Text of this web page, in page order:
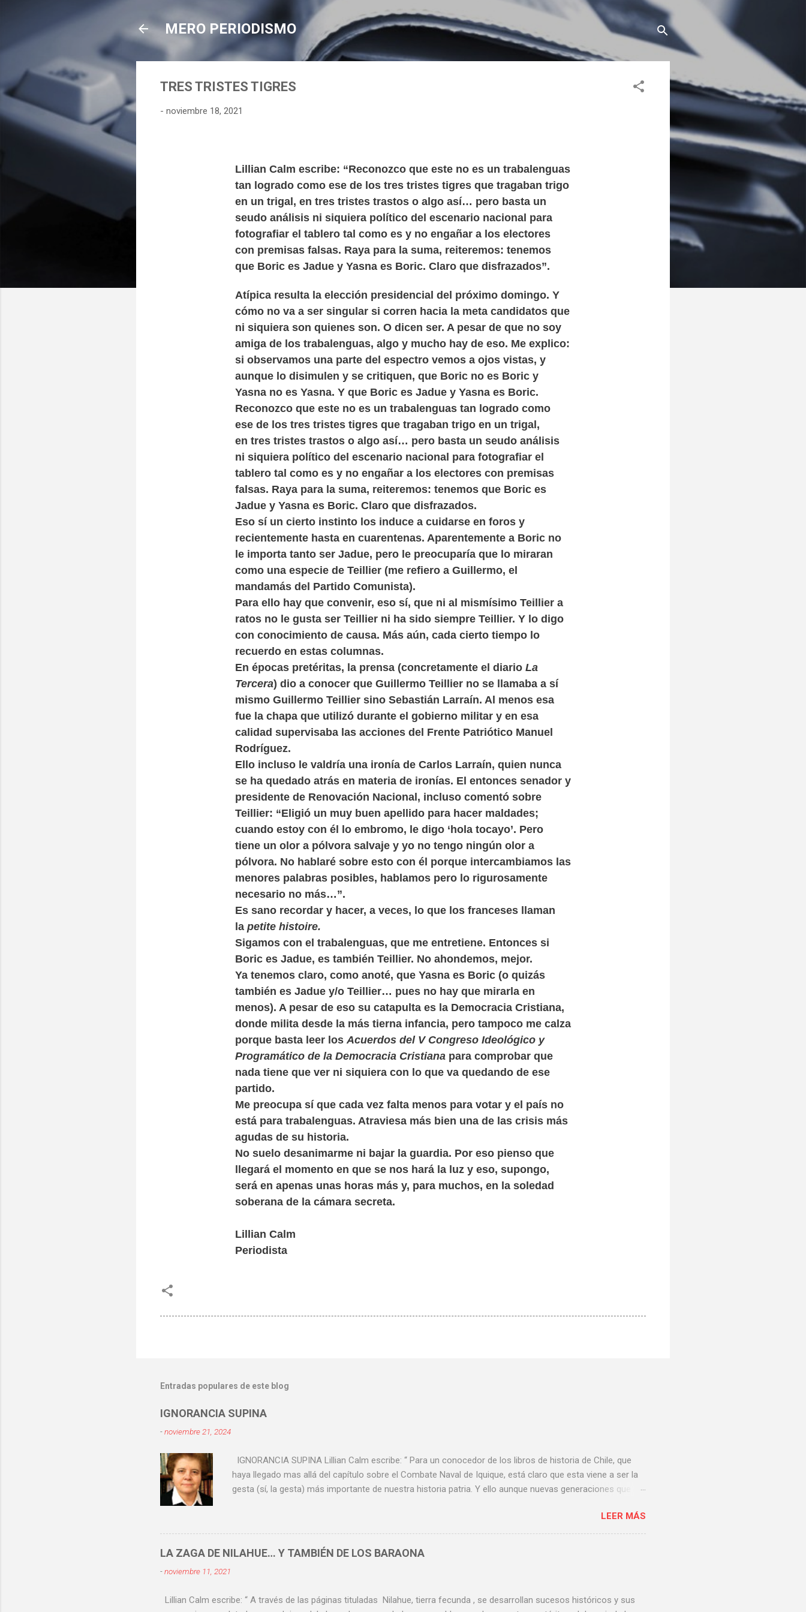
Ir al contenido principal
MERO PERIODISMO
TRES TRISTES TIGRES
- noviembre 18, 2021
Lillian Calm escribe: “Reconozco que este no es un trabalenguas
tan logrado como ese de los tres tristes tigres que tragaban trigo
en un trigal, en tres tristes trastos o algo así… pero basta un
seudo análisis ni siquiera político del escenario nacional para
fotografiar el tablero tal como es y no engañar a los electores
con premisas falsas. Raya para la suma, reiteremos: tenemos
que Boric es Jadue y Yasna es Boric. Claro que disfrazados”.
Atípica resulta la elección presidencial del próximo domingo. Y
cómo no va a ser singular si corren hacia la meta candidatos que
ni siquiera son quienes son. O dicen ser. A pesar de que no soy
amiga de los trabalenguas, algo y mucho hay de eso. Me explico:
si observamos una parte del espectro vemos a ojos vistas, y
aunque lo disimulen y se critiquen, que Boric no es Boric y
Yasna no es Yasna. Y que Boric es Jadue y Yasna es Boric.
Reconozco que este no es un trabalenguas tan logrado como
ese de los tres tristes tigres que tragaban trigo en un trigal,
en tres tristes trastos o algo así… pero basta un seudo análisis
ni siquiera político del escenario nacional para fotografiar el
tablero tal como es y no engañar a los electores con premisas
falsas. Raya para la suma, reiteremos: tenemos que Boric es
Jadue y Yasna es Boric. Claro que disfrazados.
Eso sí un cierto instinto los induce a cuidarse en foros y
recientemente hasta en cuarentenas. Aparentemente a Boric no
le importa tanto ser Jadue, pero le preocuparía que lo miraran
como una especie de Teillier (me refiero a Guillermo, el
mandamás del Partido Comunista).
Para ello hay que convenir, eso sí, que ni al mismísimo Teillier a
ratos no le gusta ser Teillier ni ha sido siempre Teillier. Y lo digo
con conocimiento de causa. Más aún, cada cierto tiempo lo
recuerdo en estas columnas.
En épocas pretéritas, la prensa (concretamente el diario La
Tercera) dio a conocer que Guillermo Teillier no se llamaba a sí
mismo Guillermo Teillier sino Sebastián Larraín. Al menos esa
fue la chapa que utilizó durante el gobierno militar y en esa
calidad supervisaba las acciones del Frente Patriótico Manuel
Rodríguez.
Ello incluso le valdría una ironía de Carlos Larraín, quien nunca
se ha quedado atrás en materia de ironías. El entonces senador y
presidente de Renovación Nacional, incluso comentó sobre
Teillier: “Eligió un muy buen apellido para hacer maldades;
cuando estoy con él lo embromo, le digo ‘hola tocayo’. Pero
tiene un olor a pólvora salvaje y yo no tengo ningún olor a
pólvora. No hablaré sobre esto con él porque intercambiamos las
menores palabras posibles, hablamos pero lo rigurosamente
necesario no más…”.
Es sano recordar y hacer, a veces, lo que los franceses llaman
la petite histoire.
Sigamos con el trabalenguas, que me entretiene. Entonces si
Boric es Jadue, es también Teillier. No ahondemos, mejor.
Ya tenemos claro, como anoté, que Yasna es Boric (o quizás
también es Jadue y/o Teillier… pues no hay que mirarla en
menos). A pesar de eso su catapulta es la Democracia Cristiana,
donde milita desde la más tierna infancia, pero tampoco me calza
porque basta leer los Acuerdos del V Congreso Ideológico y
Programático de la Democracia Cristiana para comprobar que
nada tiene que ver ni siquiera con lo que va quedando de ese
partido.
Me preocupa sí que cada vez falta menos para votar y el país no
está para trabalenguas. Atraviesa más bien una de las crisis más
agudas de su historia.
No suelo desanimarme ni bajar la guardia. Por eso pienso que
llegará el momento en que se nos hará la luz y eso, supongo,
será en apenas unas horas más y, para muchos, en la soledad
soberana de la cámara secreta.
Lillian Calm
Periodista
Entradas populares de este blog
IGNORANCIA SUPINA
-noviembre 21, 2024
IGNORANCIA SUPINA Lillian Calm escribe: “ Para un conocedor de los libros de historia de Chile, que
haya llegado mas allá del capítulo sobre el Combate Naval de Iquique, está claro que esta viene a ser la
gesta (sí, la gesta) más importante de nuestra historia patria. Y ello aunque nuevas generaciones que
hay otras más coloquiales y más fuertes. Leo en Google: ¿Qué significa la expresión ignorancia supina
? Según la Real Academia Española la ignorancia supina es la ignorancia que se debe a la negligencia
de aprender o inquirir lo que se debe saber. No creo que exista otra razón para haber evitado, por
LEER MÁS
LA ZAGA DE NILAHUE… Y TAMBIÉN DE LOS BARAONA
-noviembre 11, 2021
Lillian Calm escribe: “ A través de las páginas tituladas Nilahue, tierra fecunda , se desarrollan sucesos históricos y sus